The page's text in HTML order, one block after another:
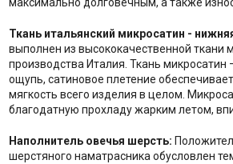
максимально долговечным, а также
Ткань итальянский микросатин -
выполнен из высококачественной ткани
производства Италия. Ткань микросатин
ощупь, сатиновое плетение
мягкость всего изделия в целом.
благодатную прохладу жарким летом,
Наполнитель овечья шерсть:
шерстяного наматрасника обусловлен